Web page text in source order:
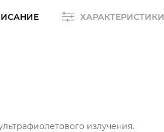
ХАРАКТЕРИСТИКИ
излучения.